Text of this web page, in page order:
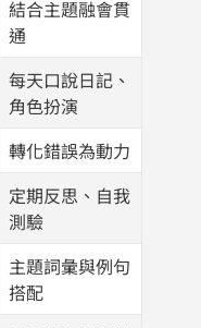
結合主題融會貫
通
每天口說日記、
角色扮演
轉化錯誤為動力
定期反思、自我
測驗
主題詞彙與例句
搭配